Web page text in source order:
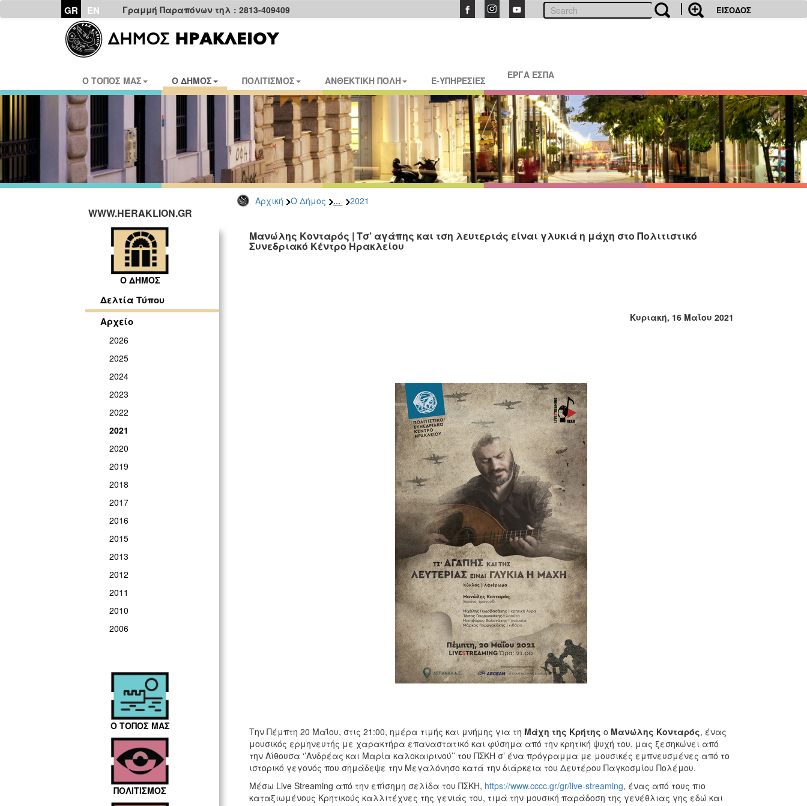
GR EN Γραμμή Παραπόνων τηλ : 2813-409409 ΕΙΣΟΔΟΣ
Ο ΤΟΠΟΣ ΜΑΣ Ο ΔΗΜΟΣ ΠΟΛΙΤΙΣΜΟΣ ΑΝΘΕΚΤΙΚΗ ΠΟΛΗ E-ΥΠΗΡΕΣΙΕΣ ΕΡΓΑ ΕΣΠΑ
Αρχική Ο Δήμος ... 2021
WWW.HERAKLION.GR
Ο ΔΗΜΟΣ
Δελτία Τύπου
Αρχείο
2026
2025
2024
2023
2022
2021
2020
2019
2018
2017
2016
2015
2013
2012
2011
2010
2006
Ο ΤΟΠΟΣ ΜΑΣ
ΠΟΛΙΤΙΣΜΟΣ
Μανώλης Κονταρός | Τσ’ αγάπης και τση λευτεριάς είναι γλυκιά η μάχη στο Πολιτιστικό
Συνεδριακό Κέντρο Ηρακλείου
Κυριακή, 16 Μαΐου 2021
Την Πέμπτη 20 Μαΐου, στις 21:00, ημέρα τιμής και μνήμης για τη Μάχη της Κρήτης ο Μανώλης Κονταρός, ένας
μουσικός ερμηνευτής με χαρακτήρα επαναστατικό και φύσημα από την κρητική ψυχή του, μας ξεσηκώνει από
την Αίθουσα ‘’Ανδρέας και Μαρία καλοκαιρινού’’ του ΠΣΚΗ σ’ ένα πρόγραμμα με μουσικές εμπνευσμένες από το
ιστορικό γεγονός που σημάδεψε την Μεγαλόνησο κατά την διάρκεια του Δευτέρου Παγκοσμίου Πολέμου.
Μέσω Live Streaming από την επίσημη σελίδα του ΠΣΚΗ, https://www.cccc.gr/gr/live-streaming, ένας από τους πιο
καταξιωμένους Κρητικούς καλλιτέχνες της γενιάς του, τιμά την μουσική παράδοση της γενέθλιας γης εδώ και